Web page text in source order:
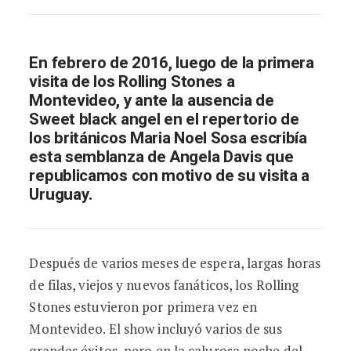
En febrero de 2016, luego de la primera
visita de los Rolling Stones a
Montevideo, y ante la ausencia de
Sweet black angel en el repertorio de
los británicos Maria Noel Sosa escribía
esta semblanza de Angela Davis que
republicamos con motivo de su visita a
Uruguay.
Después de varios meses de espera, largas horas
de filas, viejos y nuevos fanáticos, los Rolling
Stones estuvieron por primera vez en
Montevideo. El show incluyó varios de sus